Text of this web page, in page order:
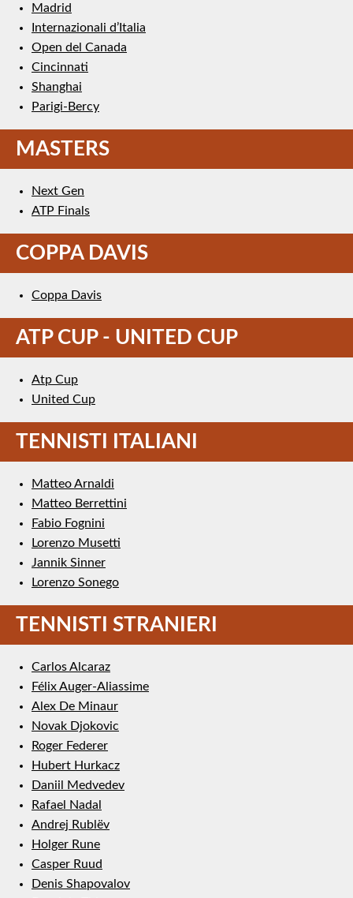
Madrid
Internazionali d’Italia
Open del Canada
Cincinnati
Shanghai
Parigi-Bercy
MASTERS
Next Gen
ATP Finals
COPPA DAVIS
Coppa Davis
ATP CUP - UNITED CUP
Atp Cup
United Cup
TENNISTI ITALIANI
Matteo Arnaldi
Matteo Berrettini
Fabio Fognini
Lorenzo Musetti
Jannik Sinner
Lorenzo Sonego
TENNISTI STRANIERI
Carlos Alcaraz
Félix Auger-Aliassime
Alex De Minaur
Novak Djokovic
Roger Federer
Hubert Hurkacz
Daniil Medvedev
Rafael Nadal
Andrej Rublëv
Holger Rune
Casper Ruud
Denis Shapovalov